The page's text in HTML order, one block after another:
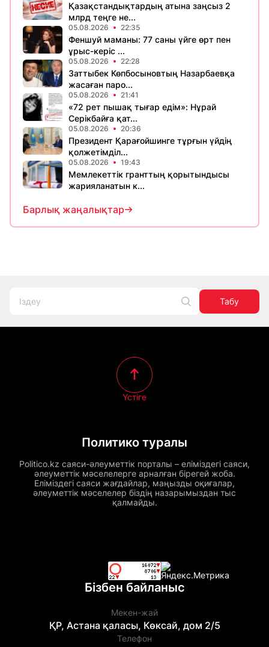
Қазақстандықтардың атына заңсыз 2
млрд теңге не...
05.08.2026 22:35
Феншуй маманы: 77 саны үйге өрт пен
ұрыс-керіс ...
05.08.2026 22:28
Заттыбек Көпбосыновтың Назарбаевқа
жасаған паро...
05.08.2026 21:41
«72 рет пышақ тығар едім»: Нұрай
Серікбайға қат...
05.08.2026 20:36
Президент Қарағойшинге тұрғын үйдің
қолжетімділ...
05.08.2026 19:43
Мемлекеттік гранттың қорытындысы
жарияланатын к...
Барлық жаңалықтар
Табу
Политико туралы
Politico.kz саяси-әлеуметтік порталы – еліміздегі саяси,
әлеуметтік мәселелерге арналған бірегей жоба.
Еліміздегі саяси жағдайлар, маңызды оқиғалар,
әлеуметтік мәселелер біздің назарымыздан тыс
қалмайды.
Үстіге
Бізбен байланыс
Мекен-жай
ҚР, Астана қаласы, Көксай, дом 2/5
Телефон